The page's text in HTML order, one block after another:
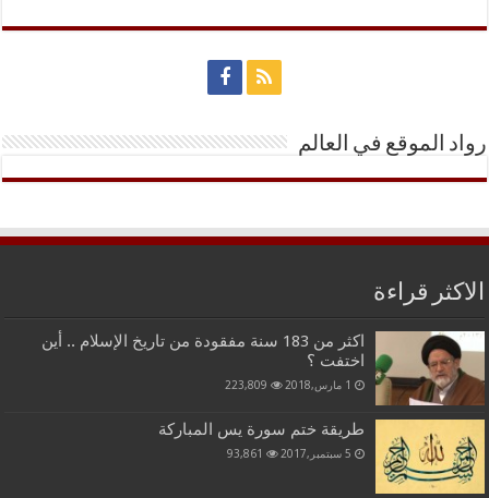
رواد الموقع في العالم
الاكثر قراءة
اكثر من 183 سنة مفقودة من تاريخ الإسلام .. أين
اختفت ؟
1 مارس,2018 223,809
طريقة ختم سورة يس المباركة
5 سبتمبر,2017 93,861